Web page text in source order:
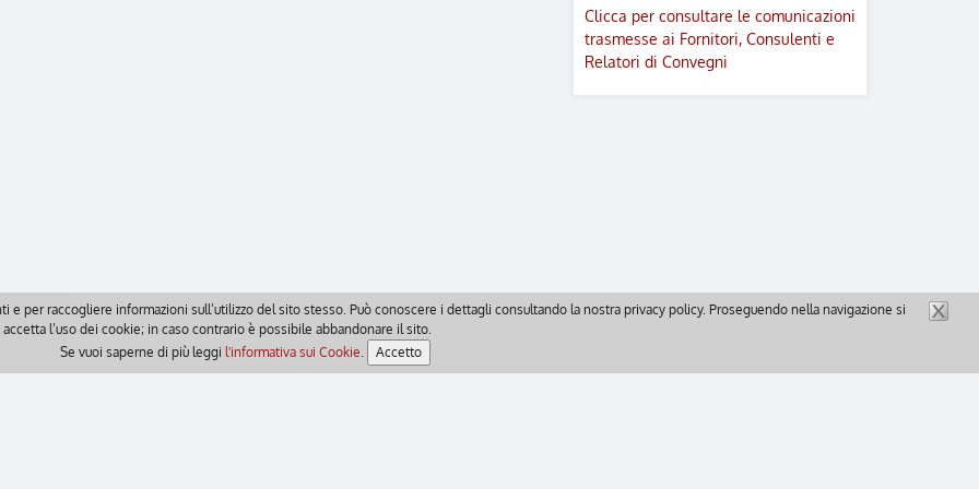
per raccogliere informazioni sull’utilizzo del sito stesso. Può conoscere i dettagli consultando la nostra privacy policy. Proseguendo nella navigazione si
accetta l’uso dei cookie; in caso contrario è possibile abbandonare il sito.
Se vuoi saperne di più leggi l'informativa sui Cookie. Accetto
Clicca per consultare le comunicazioni
trasmesse ai Fornitori, Consulenti e
Relatori di Convegni